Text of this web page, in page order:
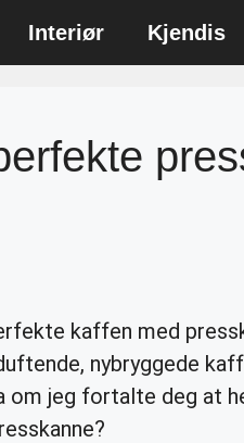
Interiør Kjendis
kaffen med
nybryggede
om jeg fortalte deg at